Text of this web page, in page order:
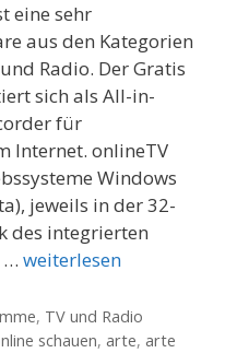
eine sehr
aus den Kategorien
Radio. Der Gratis
sich als All-in-
für
Internet. onlineTV
Windows
jeweils in der 32-
des integrierten
… weiterlesen
, TV und Radio
schauen, arte, arte